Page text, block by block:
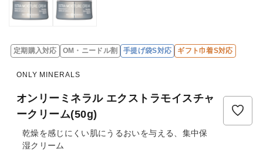
定期購入対応 OM・ニードル割 手提げ袋S対応 ギフト巾着S対応
ONLY MINERALS
オンリーミネラル エクストラモイスチャ
ークリーム(50g)
乾燥を感じにくい肌にうるおいを与える、集中保
湿クリーム